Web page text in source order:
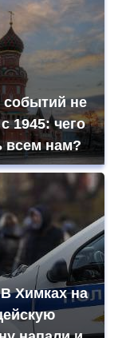
событий не
1945: чего
всем нам?
Химках на